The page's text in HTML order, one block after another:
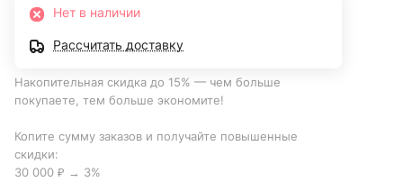
Нет в наличии
Рассчитать доставку
Накопительная скидка до 15% — чем больше
покупаете, тем больше экономите!
Копите сумму заказов и получайте повышенные
скидки:
30 000 ₽ → 3%